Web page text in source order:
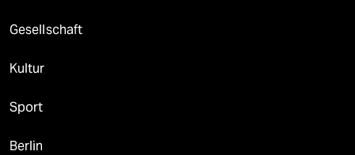
Gesellschaft
Kultur
Sport
Berlin